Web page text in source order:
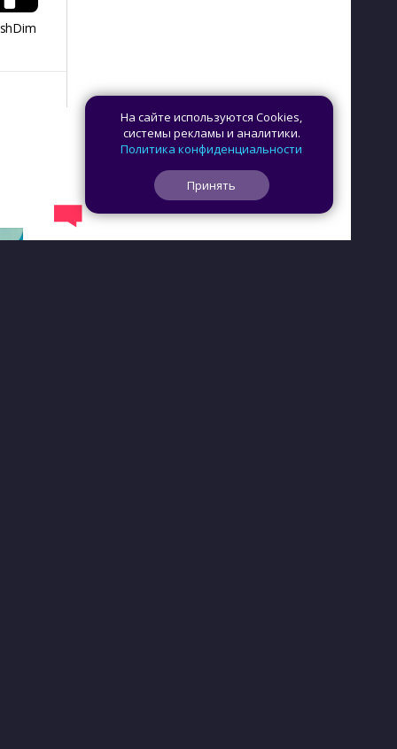
На сайте используются Cookies,
системы рекламы и аналитики.
Политика конфиденциальности
Принять